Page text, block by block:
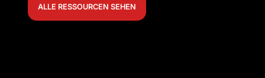
ALLE RESSOURCEN SEHEN